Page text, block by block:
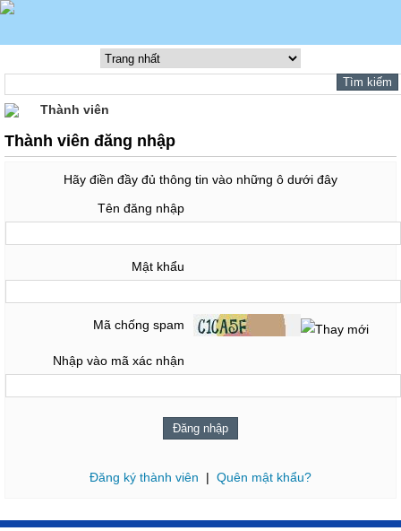
Thành viên
Thành viên đăng nhập
Hãy điền đầy đủ thông tin vào những ô dưới đây
Tên đăng nhập
Mật khẩu
Mã chống spam
Nhập vào mã xác nhận
Đăng ký thành viên | Quên mật khẩu?